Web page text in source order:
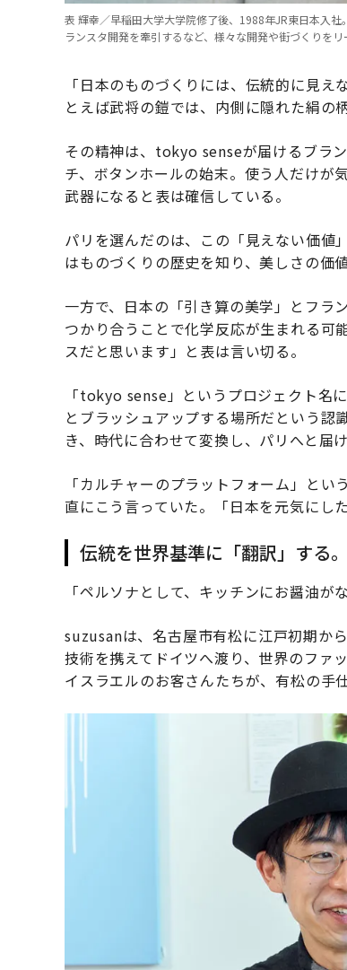
表 輝幸／早稲田大学大学院修了後、1988年JR東日本入
ランスタ開発を牽引するなど、様々な開発や街づくりをリ
「日本のものづくりには、伝統的に見
とえば武将の鎧では、内側に隠れた絹の
その精神は、tokyo senseが届けるブラ
チ、ボタンホールの始末。使う人だけが
武器になると表は確信している。
パリを選んだのは、この「見えない価値
はものづくりの歴史を知り、美しさの価
一方で、日本の「引き算の美学」とフラ
つかり合うことで化学反応が生まれる可
スだと思います」と表は言い切る。
「tokyo sense」というプロジェクト名
とブラッシュアップする場所だという
き、時代に合わせて変換し、パリへと届け
「カルチャーのプラットフォーム」と
直にこう言っていた。「日本を元気にし
伝統を世界基準に「翻訳」する
「ペルソナとして、キッチンにお醤油が
suzusanは、名古屋市有松に江戸初期か
技術を携えてドイツへ渡り、世界のファ
イスラエルのお客さんたちが、有松の手